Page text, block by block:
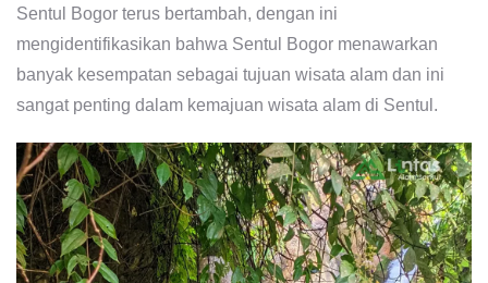
Sentul Bogor terus bertambah, dengan ini
mengidentifikasikan bahwa Sentul Bogor menawarkan
banyak kesempatan sebagai tujuan wisata alam dan ini
sangat penting dalam kemajuan wisata alam di Sentul.